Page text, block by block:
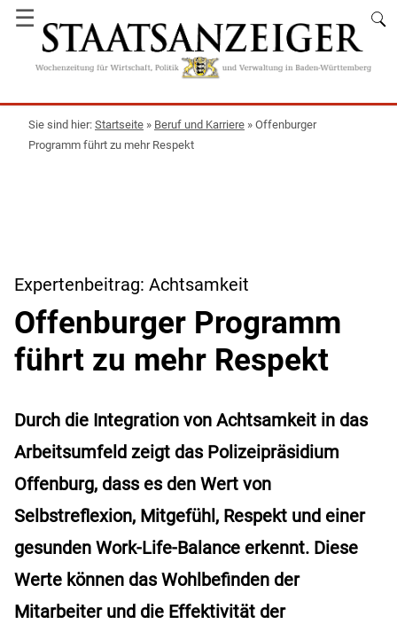
☰
Startseite » Beruf und Karriere » Offenburger
Programm führt zu mehr Respekt
Expertenbeitrag: Achtsamkeit
Offenburger Programm
führt zu mehr Respekt
Durch die Integration von Achtsamkeit in das
Arbeitsumfeld zeigt das Polizeipräsidium
Offenburg, dass es den Wert von
Selbstreflexion, Mitgefühl, Respekt und einer
gesunden Work-Life-Balance erkennt. Diese
Werte können das Wohlbefinden der
Mitarbeiter und die Effektivität der